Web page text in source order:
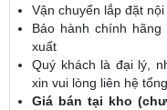
Vận chuyển lắp đặt
Bảo hành chính
xuất
Quý khách là đại lý,
xin vui lòng liên hệ
Giá bán tại kho